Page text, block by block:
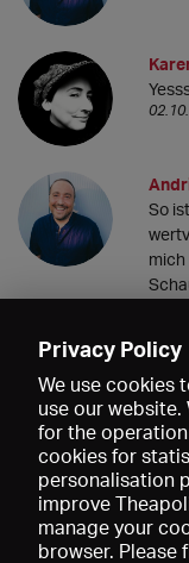
So
mich
Privacy Policy
We use cookies
use our website.
for the
cookies for
personalisation
improve
manage your
browser. Please